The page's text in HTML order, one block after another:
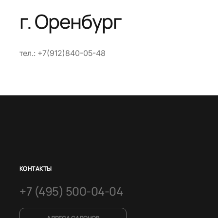
г. Оренбург
тел.: +7(912)840-05-48
КОНТАКТЫ
+7 (495) 500-04-04